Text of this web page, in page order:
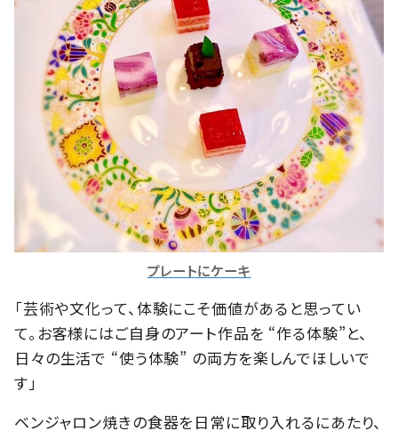
プレートにケーキ
「芸術や文化って、体験にこそ価値があると思ってい
て。お客様にはご自身のアート作品を “作る体験”と、
日々の生活で “使う体験” の両方を楽しんでほしいで
す」
ベンジャロン焼きの食器を日常に取り入れるにあたり、